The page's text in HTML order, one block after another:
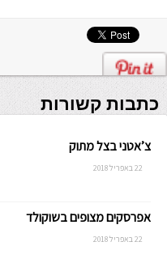
כתבות קשורות
צ’אטני בצל מתוק
22 באפריל 2018
אפרסקים מצופים בשוקולד
22 באפריל 2018